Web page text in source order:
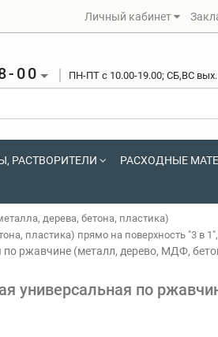
Личный кабинет
00 ПН-ПТ c 10.00-19.00; СБ,ВС вых.
РАСТВОРИТЕЛИ РАСХОДНЫЕ
дерева, бетона, пластика)
пластика) прямо на поверхность "3 в
ржавчине (металл, дерево, МДФ,
универсальная по